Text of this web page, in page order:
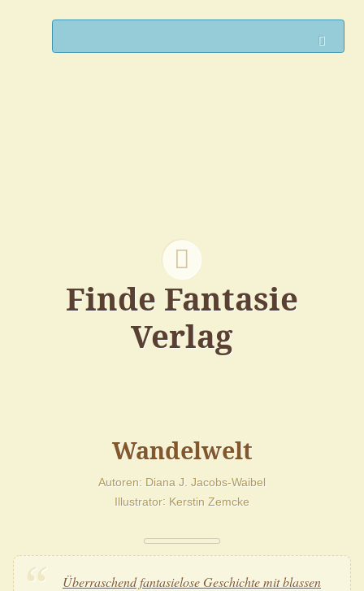
Finde Fantasie
Verlag
Wandelwelt
Autoren Diana J. Jacobs-Waibel
Illustrator Kerstin Zemcke
Überraschend fantasielose Geschichte mit blassen